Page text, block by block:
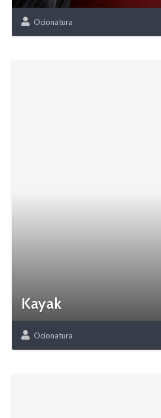
Ocionatura
Kayak
Ocionatura